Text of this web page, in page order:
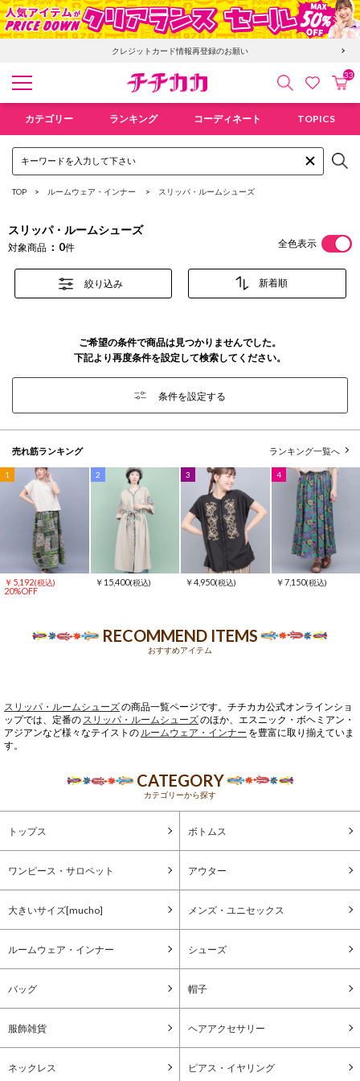
クレジットカード情報再登録のお願い
検索 お気にカ
33
カテゴリー ランキング コーディネート TOPICS
TOP ルームウェア・インナー スリッパ・ルームシューズ
スリッパ・ルームシューズ
対象商品 0件 全色表示
絞り込み
ご希望の条件で商品は見つかりませんでした。
下記より再度条件を設定して検索してください。
条件を設定する
売れ筋ランキング ランキング一覧へ
1
￥5,192(税込)
20%OFF
2
￥15,400(税込)
3
￥4,950(税込)
4
￥7,150(税込)
RECOMMEND ITEMS
おすすめアイテム
スリッパ・ルームシューズの商品一覧ページです。チチカカ公式オンラインショ
ップでは、定番の スリッパ・ルームシューズのほか、エスニック・ボヘミアン・
アジアンなど様々なテイストの ルームウェア・インナー を豊富に取り揃えていま
す。
CATEGORY
カテゴリーから探す
トップス ボトムス
ワンピース・サロペット アウター
大きいサイズ[mucho] メンズ・ユニセックス
ルームウェア・インナー シューズ
バッグ 帽子
服飾雑貨 ヘアアクセサリー
ネックレス ピアス・イヤリング